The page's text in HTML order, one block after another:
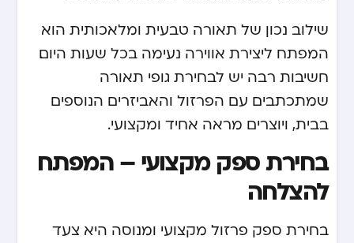
שילוב נכון של תאורה טבעית ומלאכותית הוא
המפתח ליצירת אווירה נעימה בכל שעות היום.
חשיבות רבה יש לבחירת גופי תאורה
שמתכתבים עם הפרזול והאביזרים הנוספים
בבית, ויוצרים מראה אחיד ומקצועי.
בחירת ספק מקצועי – המפתח
להצלחה
בחירת ספק פרזול מקצועי ומנוסה היא צעד